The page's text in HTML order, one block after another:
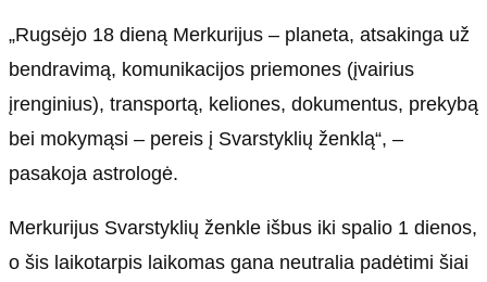
„Rugsėjo 18 dieną Merkurijus – planeta, atsakinga už
bendravimą, komunikacijos priemones (įvairius
įrenginius), transportą, keliones, dokumentus, prekybą
bei mokymąsi – pereis į Svarstyklių ženklą“, –
pasakoja astrologė.
Merkurijus Svarstyklių ženkle išbus iki spalio 1 dienos,
o šis laikotarpis laikomas gana neutralia padėtimi šiai